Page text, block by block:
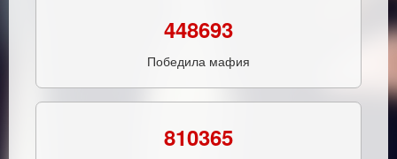
448693
Победила мафия
810365